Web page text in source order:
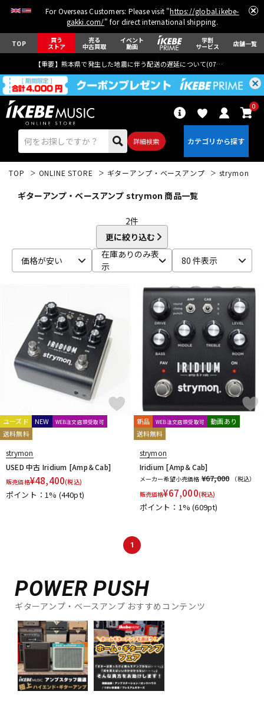
For Overseas Customers: Please visit "https://global.ikebe-
gakki.com/" for direct international shipping.
TOP 買う
ストア
売る
中古買取
イベント
動画
学割
サービス 店舗一覧
【重要】熊本県で発生した地震に伴う配送の遅延について(07月29日
詳細検索
0
ドラム パーカッション
キーボード 電子ピアノ
その他楽器
DJ機器 DTM
配信/ライブ機器
中古
TOP ONLINE STORE ギターアンプ・ベースアンプ strymon
ギターアンプ・ベースアンプ strymon 商品一覧
2件
更に絞り込む
価格が安い
在庫ありのみ表
示
80 件表示
ユーズド NEW WEB注文店頭受取可
送料無料
strymon
USED 中古 Iridium [Amp＆Cab]
販売価格¥48,400(税込)
ポイント：1% (440pt)
新品 WEB注文店頭受取可
動画あり
送料無料
strymon
Iridium [Amp＆Cab]
メーカー希望小売価格 ¥67,000
（税込）
販売価格¥67,000(税込)
ポイント：1%(609pt)
1
POWER PUSH
ギターアンプ・ベースアンプ おすすめコンテンツ